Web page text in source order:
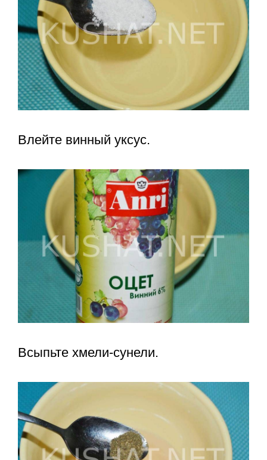
Влейте винный уксус.
Всыпьте хмели-сунели.